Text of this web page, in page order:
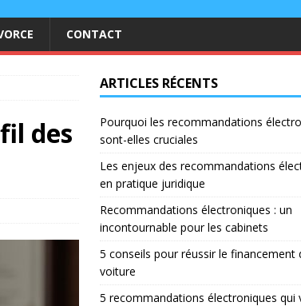
CONTACT
des
ARTICLES RÉCENTS
Pourquoi les recommandations
sont-elles cruciales
Les enjeux des recommandations
en pratique juridique
Recommandations électroniques : un
incontournable pour les cabinets
5 conseils pour réussir le financement
voiture
5 recommandations électroniques qui